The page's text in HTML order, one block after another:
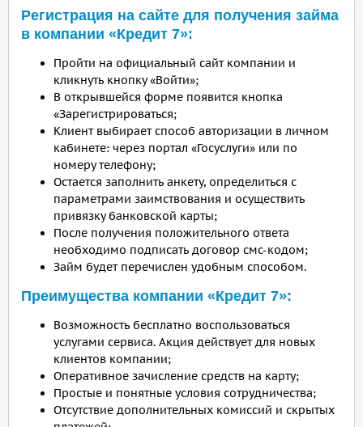
Регистрация на сайте для получения займа
в компании «Кредит 7»:
Пройти на официальный сайт компании и
кликнуть кнопку «Войти»;
В открывшейся форме появится кнопка
«Зарегистрироваться;
Клиент выбирает способ авторизации в личном
кабинете: через портал «Госуслуги» или по
номеру телефону;
Остается заполнить анкету, определиться с
параметрами заимствования и осуществить
привязку банковской карты;
После получения положительного ответа
необходимо подписать договор смс-кодом;
Займ будет перечислен удобным способом.
Преимущества компании «Кредит 7»:
Возможность бесплатно воспользоваться
услугами сервиса. Акция действует для новых
клиентов компании;
Оперативное зачисление средств на карту;
Простые и понятные условия сотрудничества;
Отсутствие дополнительных комиссий и скрытых